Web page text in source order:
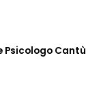
Psicologo Cantù